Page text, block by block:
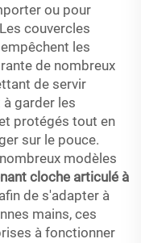
ou pour
couvercles
les
de nombreux
de servir
garder les
protégés tout en
sur le pouce.
modèles
cloche articulé à
de s'adapter à
mains, ces
à fonctionner